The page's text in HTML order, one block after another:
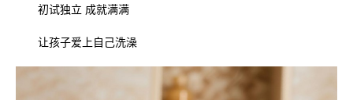
初试独立 成就满满
让孩子爱上自己洗澡